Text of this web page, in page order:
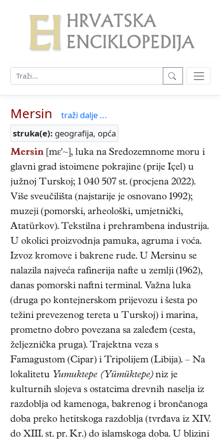
Mersin
traži dalje ...
struka(e): geografija, opća
Mersin [mε'~], luka na Sredozemnome moru i
glavni grad istoimene pokrajine (prije Içel) u
južnoj Turskoj; 1 040 507 st. (procjena 2022).
Više sveučilišta (najstarije je osnovano 1992);
muzeji (pomorski, arheološki, umjetnički,
Atatürkov). Tekstilna i prehrambena industrija.
U okolici proizvodnja pamuka, agruma i voća.
Izvoz kromove i bakrene rude. U Mersinu se
nalazila najveća rafinerija nafte u zemlji (1962),
danas pomorski naftni terminal. Važna luka
(druga po kontejnerskom prijevozu i šesta po
težini prevezenog tereta u Turskoj) i marina,
prometno dobro povezana sa zaleđem (cesta,
željeznička pruga). Trajektna veza s
Famagustom (Cipar) i Tripolijem (Libija). – Na
lokalitetu Yumuktepe (Yümüktepe)niz je
kulturnih slojeva s ostatcima drevnih naselja iz
razdoblja od kamenoga, bakrenog i brončanoga
doba preko hetitskoga razdoblja (tvrđava iz XIV.
do XIII. st. pr. Kr.) do islamskoga doba. U blizini